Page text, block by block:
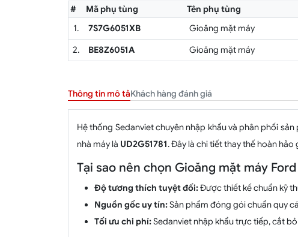
# Mã phụ tùng Tên phụ tùng
1.
7S7G6051XB Gioăng mặt máy
2.
BE8Z6051A Gioăng mặt máy
Thông tin mô tảKhách hàng đánh giá
Hệ thống Sedanviet chuyên nhập khẩu và phân phối
nhà máy là UD2G51781. Đây là chi tiết thay thế hoàn
Tại sao nên chọn Gioăng mặt máy
Độ tương thích tuyệt đối:Được thiết kế chuẩn kỹ
Nguồn gốc uy tín:Sản phẩm đóng gói chuẩn quy
Tối ưu chi phí:Sedanviet nhập khẩu trực tiếp, cắt